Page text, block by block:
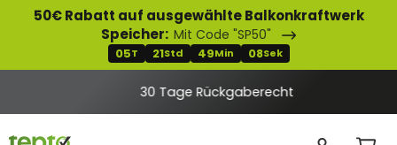
springen
50€ Rabatt auf ausgewählte Balkonkraftwerk
Speicher: Mit Code "SP50"
05T 21Std 49Min 08Sek
30 Tage Rückgaberecht